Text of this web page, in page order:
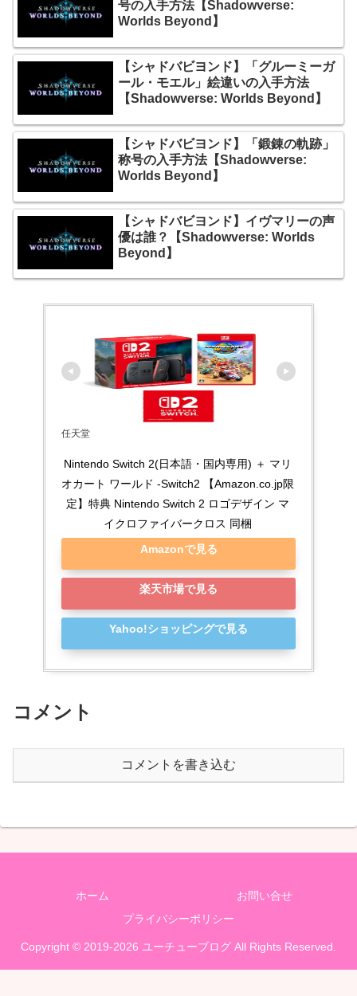
号の入手方法【Shadowverse:
Worlds Beyond】
【シャドバビヨンド】「グルーミーガ
ール・モエル」絵違いの入手方法
【Shadowverse: Worlds Beyond】
【シャドバビヨンド】「鍛錬の軌跡」
称号の入手方法【Shadowverse:
Worlds Beyond】
【シャドバビヨンド】イヴマリーの声
優は誰？【Shadowverse: Worlds
Beyond】
任天堂
Nintendo Switch 2(日本語・国内専用) ＋ マリ
オカート ワールド -Switch2 【Amazon.co.jp限
定】特典 Nintendo Switch 2 ロゴデザイン マ
イクロファイバークロス 同梱
Amazonで見る
楽天市場で見る
Yahoo!ショッピングで見る
コメント
コメントを書き込む
ホーム
お問い合せ
プライバシーポリシー
Copyright © 2019-2026 ユーチューブログ All Rights Reserved.